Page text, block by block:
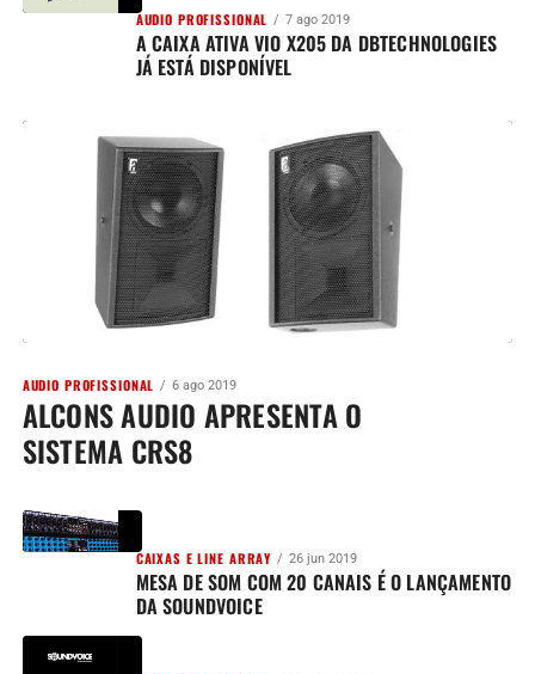
AUDIO PROFISSIONAL 7 ago 2019
A CAIXA ATIVA VIO X205 DA DBTECHNOLOGIES
JÁ ESTÁ DISPONÍVEL
AUDIO PROFISSIONAL 6 ago 2019
ALCONS AUDIO APRESENTA O
SISTEMA CRS8
CAIXAS E LINE ARRAY 26 jun 2019
MESA DE SOM COM 20 CANAIS É O LANÇAMENTO
DA SOUNDVOICE